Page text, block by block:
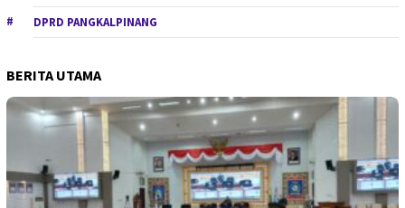
DPRD PANGKALPINANG
BERITA UTAMA